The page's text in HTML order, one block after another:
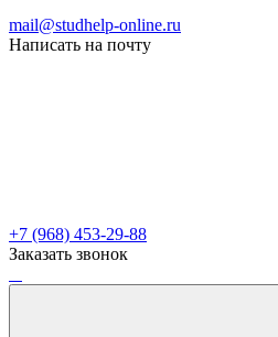
mail@studhelp-online.ru
Написать на почту
+7 (968) 453-29-88
Заказать звонок